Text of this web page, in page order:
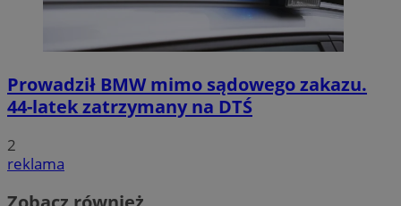
Prowadził BMW mimo sądowego zakazu.
44-latek zatrzymany na DTŚ
2
reklama